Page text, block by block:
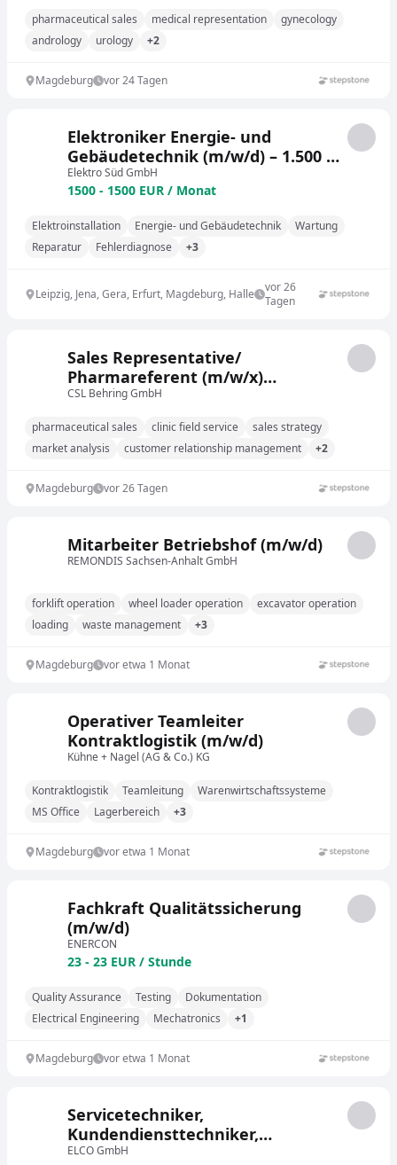
pharmaceutical sales medical representation
gynecology
andrology
urology +2
Magdeburg vor 24 Tagen
Elektroniker Energie- und
Gebäudetechnik (m/w/d) – 1.500 €
Willkommensprämie
Elektro Süd GmbH
1500 - 1500 EUR / Monat
Elektroinstallation Energie- und Gebäudetechnik
Wartung
Reparatur
Fehlerdiagnose +3
Leipzig, Jena, Gera, Erfurt, Magdeburg, Halle
vor 26
Tagen
Sales Representative/
Pharmareferent (m/w/x)
Immunologie
CSL Behring GmbH
pharmaceutical sales clinic field service
sales strategy
market analysis
customer relationship management +2
Magdeburg vor 26 Tagen
Mitarbeiter Betriebshof (m/w/d)
REMONDIS Sachsen-Anhalt GmbH
forklift operation wheel loader operation
excavator operation
loading
waste management +3
Magdeburg vor etwa 1 Monat
Operativer Teamleiter
Kontraktlogistik (m/w/d)
Kühne + Nagel (AG & Co.) KG
Kontraktlogistik Teamleitung
Warenwirtschaftssysteme
MS Office
Lagerbereich +3
Magdeburg vor etwa 1 Monat
Fachkraft Qualitätssicherung
(m/w/d)
ENERCON
23 - 23 EUR / Stunde
Quality Assurance Testing
Dokumentation
Electrical Engineering
Mechatronics +1
Magdeburg vor etwa 1 Monat
Servicetechniker,
Kundendiensttechniker,
Anlagenmechaniker SHK, o. ä. im
ELCO GmbH